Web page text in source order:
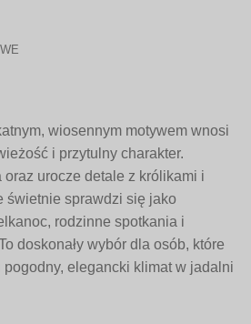
wiosennym motywem wnosi
i przytulny charakter.
oraz urocze detale z królikami i
świetnie sprawdzi się jako
rodzinne spotkania i
doskonały wybór dla osób, które
elegancki klimat w jadalni